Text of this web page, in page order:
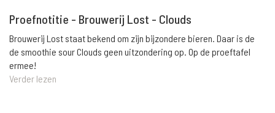
Proefnotitie - Brouwerij Lost - Clouds
Brouwerij Lost staat bekend om zijn bijzondere bieren. Daar is de
de smoothie sour Clouds geen uitzondering op. Op de proeftafel
ermee!
Verder lezen